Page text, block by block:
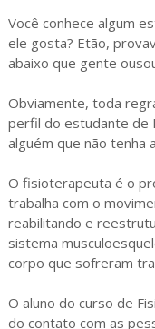
Você conhece algum
ele gosta? Etão,
abaixo que gente
Obviamente, toda
perfil do estudante de
alguém que não tenha
O fisioterapeuta é o
trabalha com o
reabilitando e
sistema
corpo que sofreram
O aluno do curso de
do contato com as